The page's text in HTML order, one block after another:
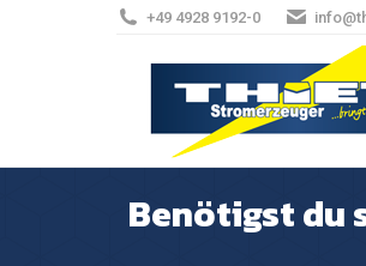
+49 4928 9192-0
Benötigst du